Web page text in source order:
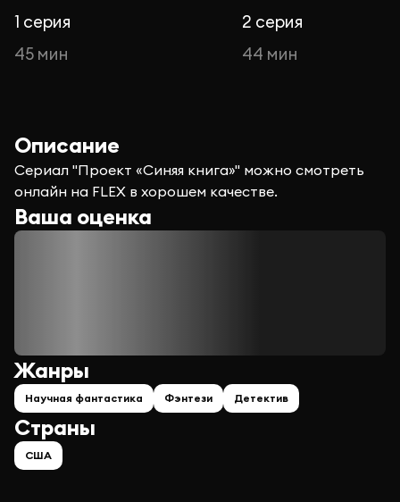
1 серия
45 мин
2 серия
44 мин
Описание
Сериал "Проект «Синяя книга»" можно смотреть
онлайн на FLEX в хорошем качестве.
Ваша оценка
Страны
США
Жанры
Научная фантастика Фэнтези Детектив